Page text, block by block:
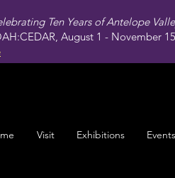
Ten Years of Antelope
August 1 - November
Visit Exhibitions Events